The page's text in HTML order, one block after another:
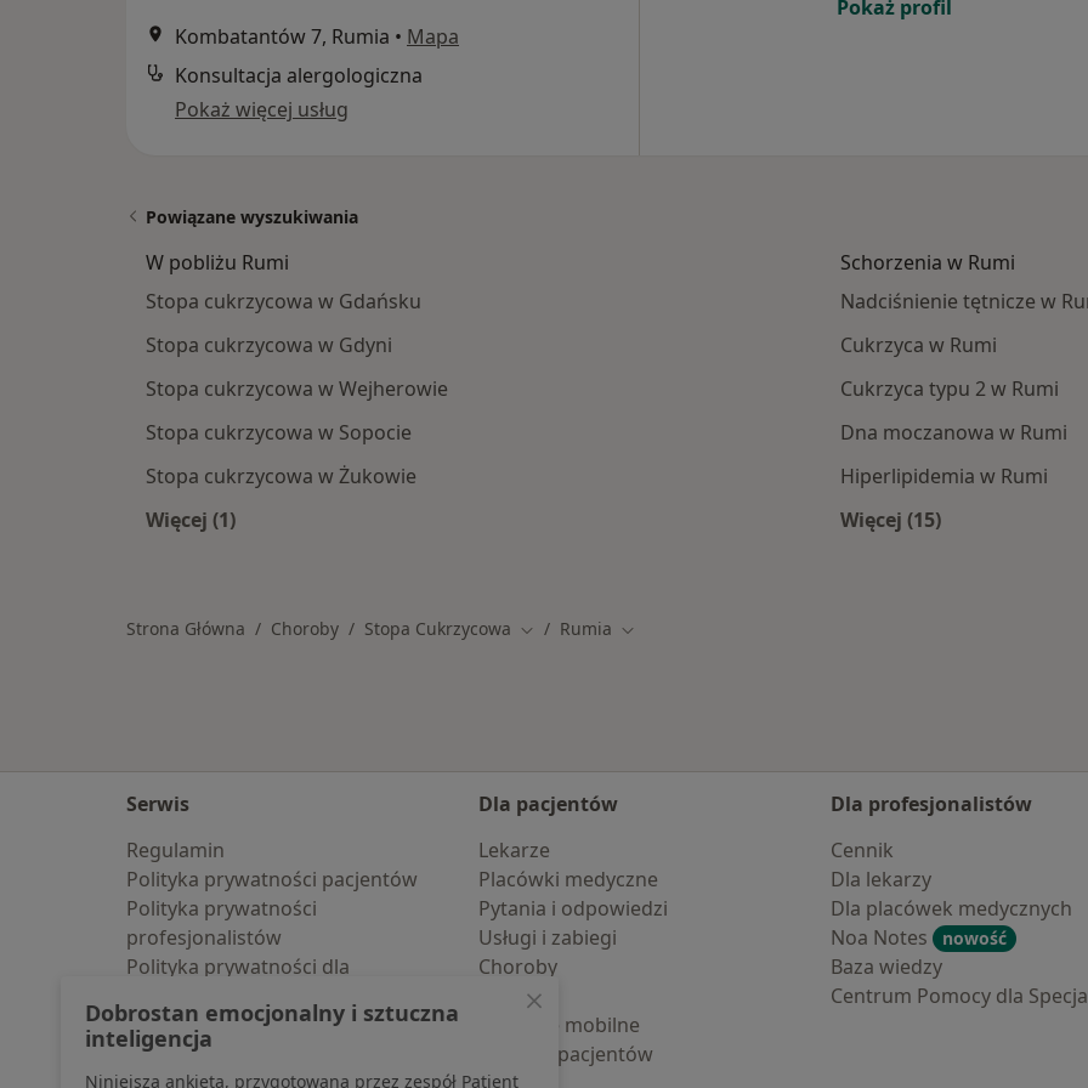
Kombatantów 7, Rumia • Mapa
Konsultacja alergologiczna
Pokaż więcej usług
Pokaż profil
Powiązane wyszukiwania
W pobliżu Rumi
Stopa cukrzycowa w Gdańsku
Stopa cukrzycowa w Gdyni
Stopa cukrzycowa w Wejherowie
Stopa cukrzycowa w Sopocie
Stopa cukrzycowa w Żukowie
Więcej (1)
Schorzenia w Rumi
Nadciśnienie tętnicze w
Cukrzyca w Rumi
Cukrzyca typu 2 w Rumi
Dna moczanowa w Rumi
Hiperlipidemia w Rumi
Więcej (15)
Strona Główna Choroby Stopa Cukrzycowa Zmień miasto
Rumia Zmień miasto
Serwis
Regulamin
Polityka prywatności pacjentów
Polityka prywatności
profesjonalistów
Polityka prywatności dla
pozyskaliśmy samodzielnie
Polityka cookies
Dla pacjentów
Lekarze
Placówki medyczne
Pytania i odpowiedzi
Usługi i zabiegi
Choroby
Pomoc
Aplikacje mobilne
Blog dla pacjentów
Dla profesjonalistów
Cennik
Dla lekarzy
Dla placówek medycznych
Noa Notes
nowość
Baza wiedzy
Centrum Pomocy dla
Dobrostan emocjonalny i sztuczna
inteligencja
Niniejsza ankieta, przygotowana przez zespół Patient